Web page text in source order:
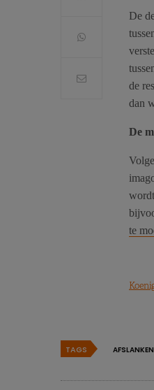
De
de
dan
De
te
TAGS AFSLANKEN